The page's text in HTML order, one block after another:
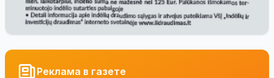
Реклама в газете